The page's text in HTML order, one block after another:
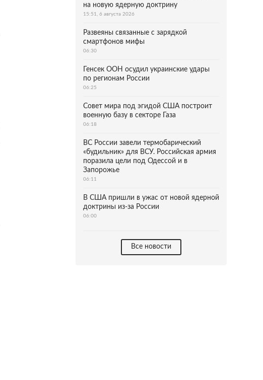
на новую ядерную доктрину
15:51, 6 августа 2026
Развеяны связанные с зарядкой
смартфонов мифы
06:30
Генсек ООН осудил украинские удары
по регионам России
06:25
Совет мира под эгидой США построит
военную базу в секторе Газа
06:18
ВС России завели термобарический
«будильник» для ВСУ. Российская армия
поразила цели под Одессой и в
Запорожье
06:11
В США пришли в ужас от новой ядерной
доктрины из-за России
06:00
Все новости